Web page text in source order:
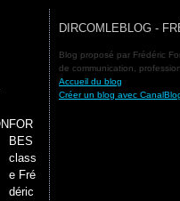
FOR
BES
class
e Fré
déric
DIRCOMLEBLOG -
Blog proposé par Frédéric
de communication,
Accueil du blog
Créer un blog avec